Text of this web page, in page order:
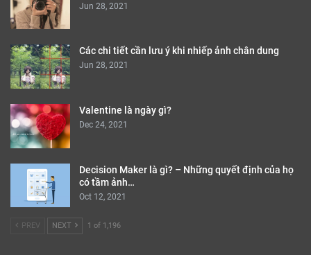
Jun 28, 2021
Các chi tiết cần lưu ý khi nhiếp ảnh chân dung
Jun 28, 2021
Valentine là ngày gì?
Dec 24, 2021
Decision Maker là gì? – Những quyết định của họ
có tầm ảnh…
Oct 12, 2021
PREV NEXT 1 of 1,196